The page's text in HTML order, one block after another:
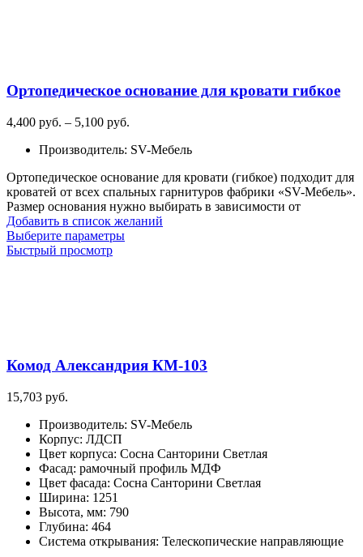
странице
Ортопедическое основание для кровати гибкое
4,400 руб. – 5,100 руб.
4,400
–
5,100
руб.
Производитель: SV-Мебель
Ортопедическое основание для кровати (гибкое) подходит для
кроватей от всех спальных гарнитуров фабрики «SV-Мебель».
Размер основания нужно выбирать в зависимости от
Добавить в список желаний
Выберите параметрыЭтот
странице
Быстрый просмотр
Комод Александрия КМ-103
15,703 руб.
Производитель: SV-Мебель
Корпус: ЛДСП
Цвет корпуса: Сосна Санторини Светлая
Фасад: рамочный профиль МДФ
Цвет фасада: Сосна Санторини Светлая
Ширина: 1251
Высота, мм: 790
Глубина: 464
Система открывания: Телескопические направляющие